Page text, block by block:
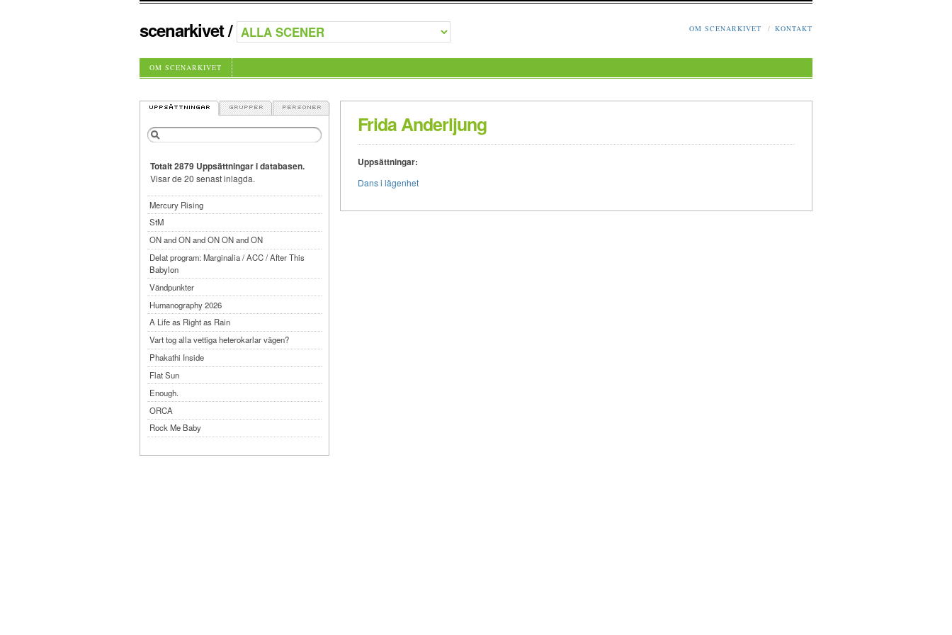
scenarkivet/ OM SCENARKIVET / KONTAKT
OM SCENARKIVET
Frida Anderljung
Uppsättningar:
Dans i lägenhet
Totalt 2879 Uppsättningar i databasen.
Visar de 20 senast inlagda.
Mercury Rising
StM
ON and ON and ON ON and ON
Delat program: Marginalia / ACC / After This
Babylon
Vändpunkter
Humanography 2026
A Life as Right as Rain
Vart tog alla vettiga heterokarlar vägen?
Phakathi Inside
Flat Sun
Enough.
ORCA
Rock Me Baby